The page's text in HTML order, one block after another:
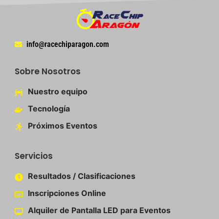
info@racechiparagon.com
Sobre Nosotros
Nuestro equipo​
Tecnología
Próximos Eventos
Servicios
Resultados / Clasificaciones
Inscripciones Online​
Alquiler de Pantalla LED para Eventos